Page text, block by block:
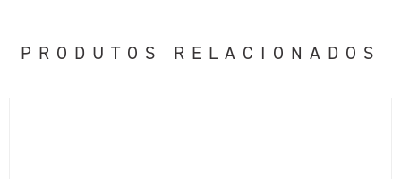
PRODUTOS RELACIONADOS